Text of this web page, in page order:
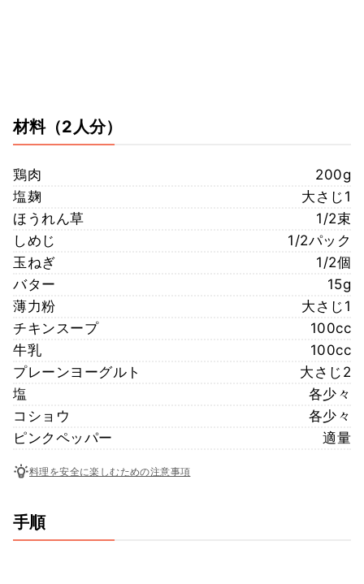
材料（2人分）
鶏肉
200g
塩麹
大さじ1
ほうれん草
1/2束
しめじ
1/2パック
玉ねぎ
1/2個
バター
15g
薄力粉
大さじ1
チキンスープ
100cc
牛乳
100cc
プレーンヨーグルト
大さじ2
塩
各少々
コショウ
各少々
ピンクペッパー
適量
料理を安全に楽しむための注意事項
手順